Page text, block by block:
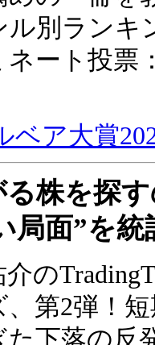
2025
の投資や
めの一冊を
年ジャン
しました。
日（月）ま
ベア大賞
株を探
局面”を